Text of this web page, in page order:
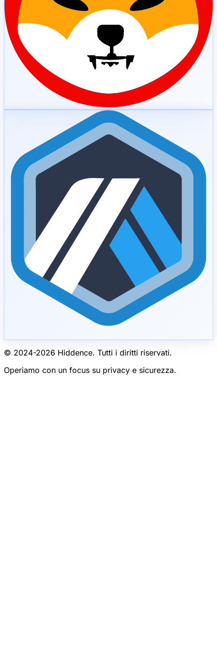
© 2024-2026 Hiddence. Tutti i diritti riservati.
Operiamo con un focus su privacy e sicurezza.